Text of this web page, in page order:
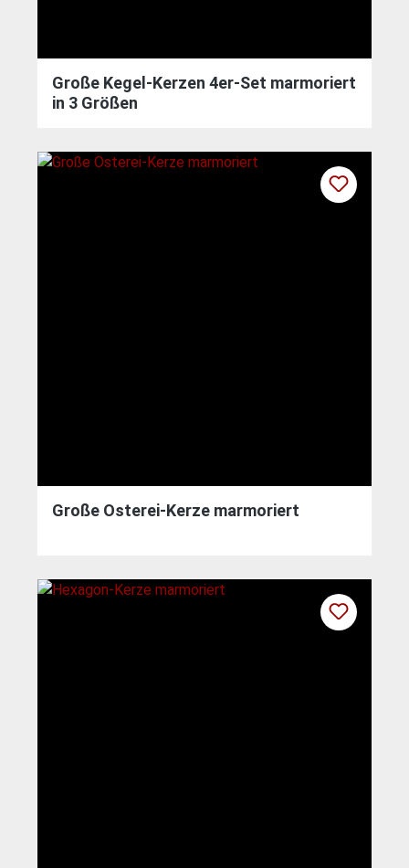
Große Kegel-Kerzen 4er-Set marmoriert
in 3 Größen
Große Osterei-Kerze marmoriert